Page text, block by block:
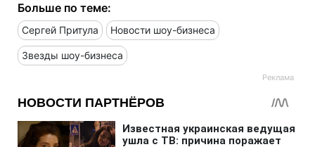
Больше по теме:
Сергей Притула Новости шоу-бизнеса
Звезды шоу-бизнеса